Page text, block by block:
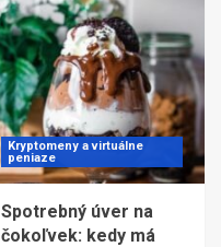
Kryptomeny a virtuálne
peniaze
Spotrebný úver na
čokoľvek: kedy má